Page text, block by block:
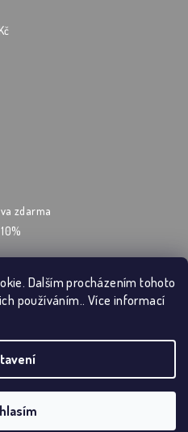
Dalším procházením tohoto
používáním.. Více informací
zdarma
na sockách
Shoptet